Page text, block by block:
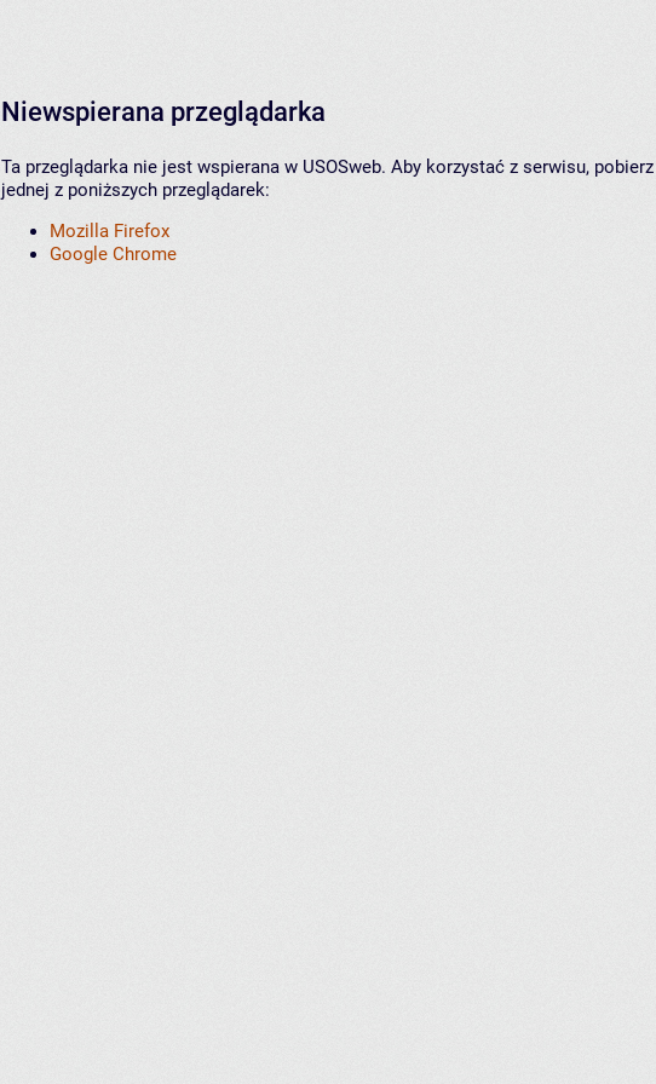
Niewspierana przeglądarka
Ta przeglądarka nie jest wspierana w USOSweb. Aby korzystać z serwisu,
jednej z poniższych przeglądarek:
Mozilla Firefox
Google Chrome